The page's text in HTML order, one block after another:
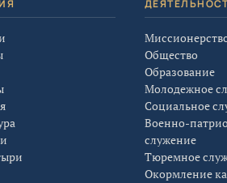
Общество
Образование
Молодежное
Социальное
Военно-
служение
Тюремное
Окормление